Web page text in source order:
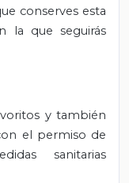
conserves esta
la que seguirás
y también
el permiso de
sanitarias